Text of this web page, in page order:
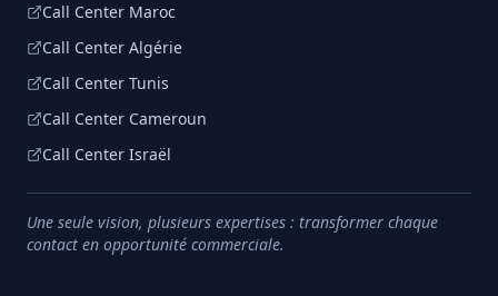
Call Center Maroc
Call Center Algérie
Call Center Tunis
Call Center Cameroun
Call Center Israël
Une seule vision, plusieurs expertises : transformer chaque
contact en opportunité commerciale.